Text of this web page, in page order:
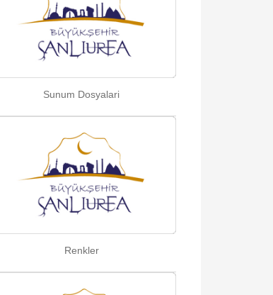
Sunum Dosyalari
Renkler